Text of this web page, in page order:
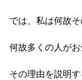
では、私は何故そ
何故多くの人がお
その理由を説明す